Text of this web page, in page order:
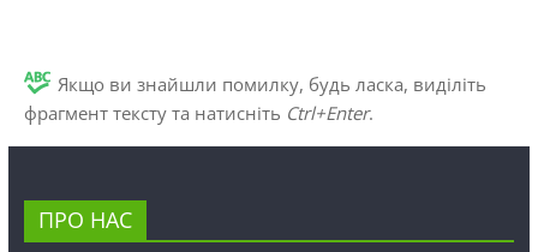
Якщо ви знайшли помилку, будь ласка, виділіть
фрагмент тексту та натисніть Ctrl+Enter.
ПРО НАС